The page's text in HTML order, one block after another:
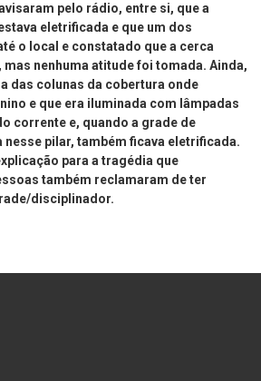
pelo rádio, entre si, que a
eletrificada e que um dos
o local e constatado que a cerca
nenhuma atitude foi tomada. Ainda,
das colunas da cobertura onde
e que era iluminada com lâmpadas
corrente e, quando a grade de
pilar, também ficava eletrificada.
para a tragédia que
também reclamaram de ter
disciplinador.